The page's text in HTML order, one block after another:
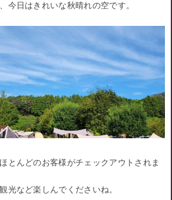
今日はきれいな秋晴れの空です。
とんどのお客様がチェックアウトされま
光など楽しんでくださいね。